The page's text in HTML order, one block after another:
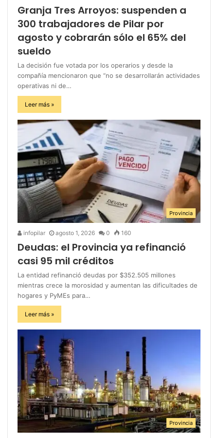
Granja Tres Arroyos: suspenden a
300 trabajadores de Pilar por
agosto y cobrarán sólo el 65% del
sueldo
La decisión fue votada por los operarios y desde la
compañía mencionaron que “no se desarrollarán actividades
operativas ni de…
Leer más »
Provincia
infopilar agosto 1, 2026 0 160
Deudas: el Provincia ya refinanció
casi 95 mil créditos
La entidad refinanció deudas por $352.505 millones
mientras crece la morosidad y aumentan las dificultades de
hogares y PyMEs para…
Leer más »
Provincia